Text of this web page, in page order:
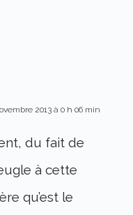
2013 à 0 h 06 min
du fait de
à cette
qu’est le